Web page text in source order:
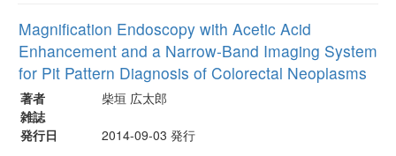
Magnification Endoscopy with Acetic Acid
Enhancement and a Narrow-Band Imaging System
for Pit Pattern Diagnosis of Colorectal Neoplasms
著者
柴垣 広太郎
雑誌
発行日
2014-09-03 発行